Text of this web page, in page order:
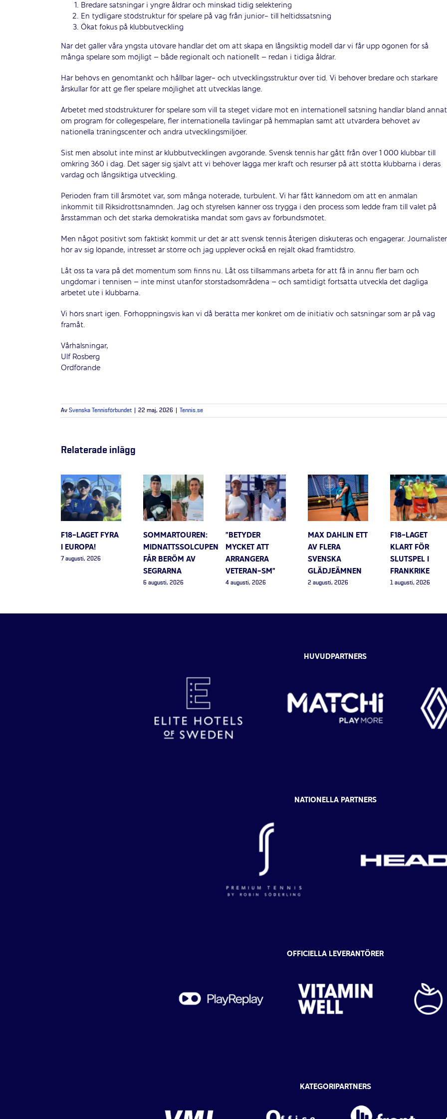
Bredare satsningar i yngre åldrar och minskad tidig selektering
En tydligare stödstruktur för spelare på väg från junior- till heltidssatsning
Ökat fokus på klubbutveckling
När det gäller våra yngsta utövare handlar det om att skapa en långsiktig modell där vi får upp ögonen för så
många spelare som möjligt – både regionalt och nationellt – redan i tidiga åldrar.
Här behövs en genomtänkt och hållbar läger- och utvecklingsstruktur över tid. Vi behöver bredare och starkare
årskullar för att ge fler spelare möjlighet att utvecklas länge.
Arbetet med stödstrukturer för spelare som vill ta steget vidare mot en internationell satsning handlar bland annat
om program för collegespelare, fler internationella tävlingar på hemmaplan samt att utvärdera behovet av
nationella träningscenter och andra utvecklingsmiljöer.
Sist men absolut inte minst är klubbutvecklingen avgörande. Svensk tennis har gått från över 1 000 klubbar till
omkring 360 i dag. Det säger sig självt att vi behöver lägga mer kraft och resurser på att stötta klubbarna i deras
vardag och långsiktiga utveckling.
Perioden fram till årsmötet var, som många noterade, turbulent. Vi har fått kännedom om att en anmälan
inkommit till Riksidrottsnämnden. Jag och styrelsen känner oss trygga i den process som ledde fram till valet på
årsstämman och det starka demokratiska mandat som gavs av förbundsmötet.
Men något positivt som faktiskt kommit ur det är att svensk tennis återigen diskuteras och engagerar. Journalister
hör av sig löpande, intresset är större och jag upplever också en rejält ökad framtidstro.
Låt oss ta vara på det momentum som finns nu. Låt oss tillsammans arbeta för att få in ännu fler barn och
ungdomar i tennisen – inte minst utanför storstadsområdena – och samtidigt fortsätta utveckla det dagliga
arbetet ute i klubbarna.
Vi hörs snart igen. Förhoppningsvis kan vi då berätta mer konkret om de initiativ och satsningar som är på väg
framåt.
Vårhälsningar,
Ulf Rosberg
Ordförande
Av Svenska Tennisförbundet 22 maj, 2026 Tennis.se
Relaterade inlägg
F18-LAGET FYRA
I EUROPA!
7 augusti, 2026
SOMMARTOUREN:
MIDNATTSSOLCUPEN
FÅR BERÖM AV
SEGRARNA
6 augusti, 2026
”BETYDER
MYCKET ATT
ARRANGERA
VETERAN-SM”
4 augusti, 2026
MAX DAHLIN ETT
AV FLERA
SVENSKA
GLÄDJEÄMNEN
2 augusti, 2026
F18-LAGET
KLART FÖR
SLUTSPEL I
FRANKRIKE
1 augusti, 2026
HUVUDPARTNERS
NATIONELLA PARTNERS
OFFICIELLA LEVERANTÖRER
KATEGORIPARTNERS